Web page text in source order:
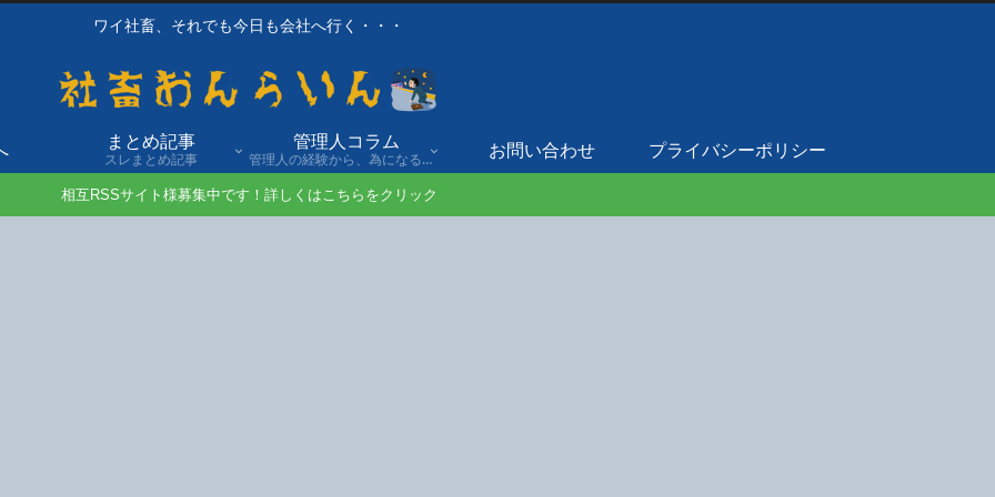
ワイ社畜、それでも今日も会社へ行く・・・
まとめ記事
スレまとめ記事
管理人コラム
管理人の経験から、為になる話や自身の経験談を発信。
お問い合わせ プライバシーポリシー
相互RSSサイト様募集中です！詳しくはこちらをクリック